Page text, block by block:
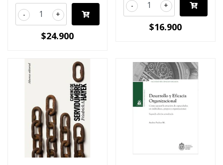
+
-
$24.900
+
-
$16.900